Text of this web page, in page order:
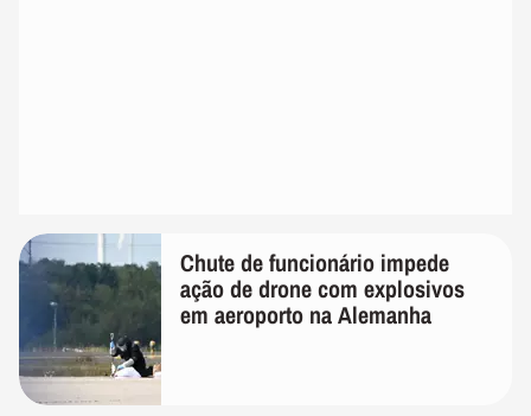
Chute de funcionário impede
ação de drone com explosivos
em aeroporto na Alemanha